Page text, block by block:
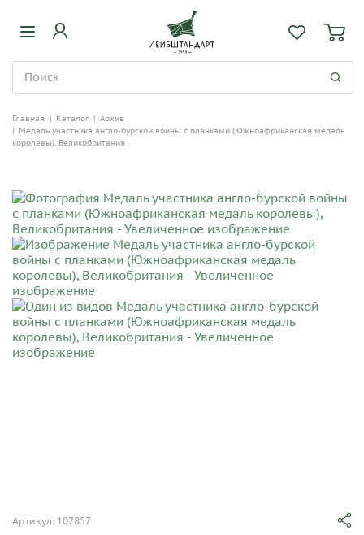
Главная | Каталог | Архив
| Медаль участника англо-бурской войны с планками (Южноафриканская медаль
королевы), Великобритания
Артикул: 107857